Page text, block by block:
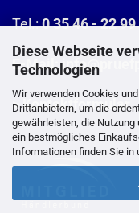
Diese Webseite
Technologien
Wir verwenden Cookies
Drittanbietern, um die
gewährleisten, die
ein bestmögliches
Informationen finden Sie in
Tel.:0 35 46 - 22 99
E-Mail:
>Kontaktformular